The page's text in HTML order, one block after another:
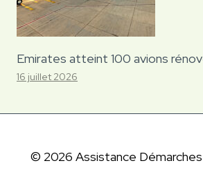
Emirates atteint 100 avions
16 juillet 2026
© 2026 Assistance